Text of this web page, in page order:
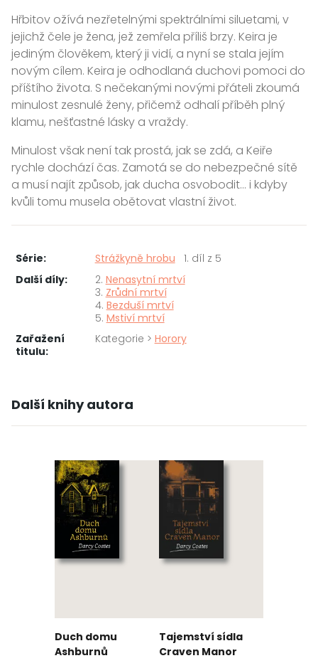
Hřbitov ožívá nezřetelnými spektrálními siluetami, v
jejichž čele je žena, jež zemřela příliš brzy. Keira je
jediným člověkem, který ji vidí, a nyní se stala jejím
novým cílem. Keira je odhodlaná duchovi pomoci do
příštího života. S nečekanými novými přáteli zkoumá
minulost zesnulé ženy, přičemž odhalí příběh plný
klamu, nešťastné lásky a vraždy.
Minulost však není tak prostá, jak se zdá, a Keiře
rychle dochází čas. Zamotá se do nebezpečné sítě
a musí najít způsob, jak ducha osvobodit… i kdyby
kvůli tomu musela obětovat vlastní život.
Série: Strážkyně hrobu
1. díl z 5
Další díly:
2. Nenasytní mrtví
3. Zrůdní mrtví
4. Bezduší mrtví
5. Mstiví mrtví
Zařažení
titulu:
Kategorie > Horory
Další knihy autora
Duch domu
Ashburnů
Tajemství sídla
Craven Manor